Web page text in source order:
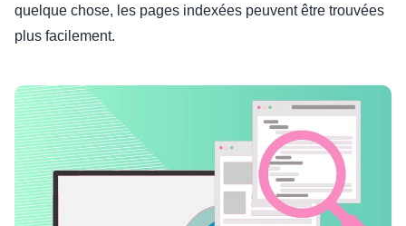
quelque chose, les pages indexées peuvent être trouvées
plus facilement.